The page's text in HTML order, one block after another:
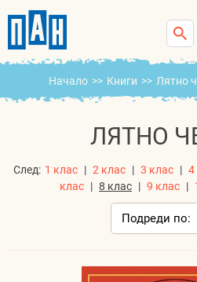
Начало >> Книги >> Лятно
ЛЯТНО
След: 1 клас | 2 клас | 3 клас | 4
клас | 8 клас | 9 клас |